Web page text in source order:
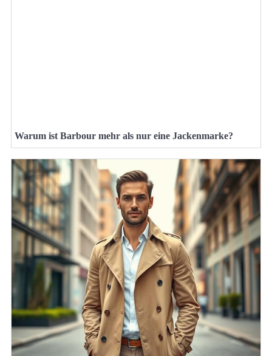
Warum ist Barbour mehr als nur eine Jackenmarke?